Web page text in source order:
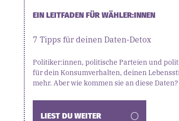
EIN LEITFADEN FÜR WÄHLER:INNEN
7 Tipps für deinen Daten-Detox
Politiker:innen, politische Parteien und
für dein Konsumverhalten, deinen
mehr. Aber wie kommen sie an diese Daten?
LIEST DU WEITER